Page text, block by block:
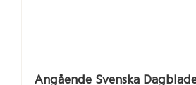
Angående Svenska